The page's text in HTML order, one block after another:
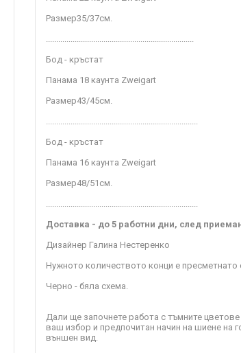
Размер35/37см.
........................................................................
Бод - кръстат
Панама 18 каунта Zweigart
Размер43/45см.
..........................................................................
Бод - кръстат
Панама 16 каунта Zweigart
Размер48/51 см.
..........................................................................
Доставка - до 5 работни дни, след
Дизайнер Галина Нестеренко
Нужното количеството конци е пресметнато
Черно - бяла схема.
Дали ще започнете работа с тъмните
ваш избор и предпочитан начин на шиене на
външен вид.